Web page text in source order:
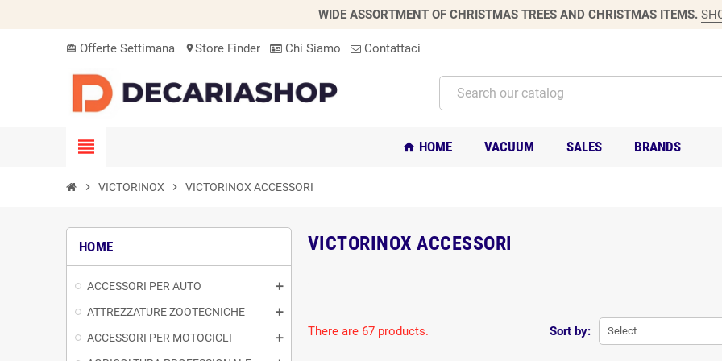
WIDE ASSORTMENT OF CHRISTMAS TREES AND CHRISTMAS ITEMS.
card_giftcard Offerte Settimana location_onStore Finder Chi Siamo Contattaci
view_headline home HOME VACUUM SALES BRANDS
chevron_right VICTORINOX chevron_right VICTORINOX ACCESSORI
HOME
ACCESSORI PER AUTO
ATTREZZATURE ZOOTECNICHE
ACCESSORI PER MOTOCICLI
VICTORINOX ACCESSORI
Sort by: Select
There are 67 products.